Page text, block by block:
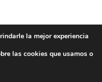
PRIVACIDAD
la mejor experiencia
las cookies que usamos o